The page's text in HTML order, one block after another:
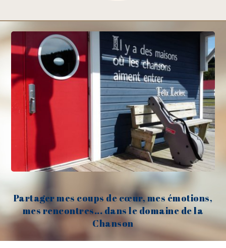
Partager mes coups de cœur, mes émotions,
mes rencontres... dans le domaine de la
Chanson